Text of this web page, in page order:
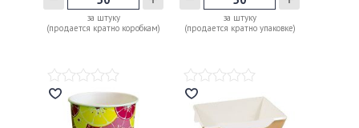
за штуку
(продается кратно коробкам)
за штуку
(продается кратно упаковке)